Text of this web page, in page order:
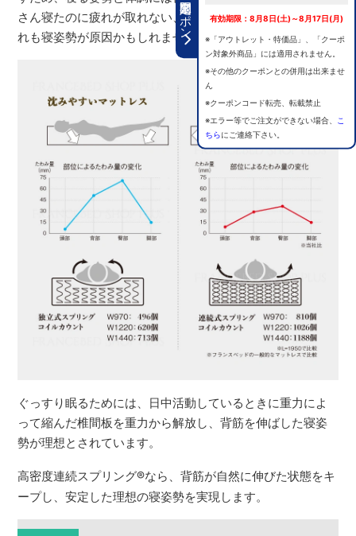
期間限定クーポン 有効期限：8月8日(土)～8月17日(月)
※「アウトレット・特価品」、「クーポ
ン対象外商品」には適用されません。
※その他のクーポンとの併用は出来ませ
ん
※クーポンコード転売、転載禁止
※エラー等でご注文ができない場合、
こ
ちらにご連絡下さい。
さん寝たのに疲れが取れない、毎日寝起きは腰が痛い…。そ
れも寝姿勢が原因かもしれません。
ぐっすり眠るためには、日中活動しているときに重力によ
って縮んだ椎間板を重力から解放し、背筋を伸ばした寝姿
勢が理想とされています。
高密度連続スプリング®なら、背筋が自然に伸びた状態をキ
ープし、安定した理想の寝姿勢を実現します。